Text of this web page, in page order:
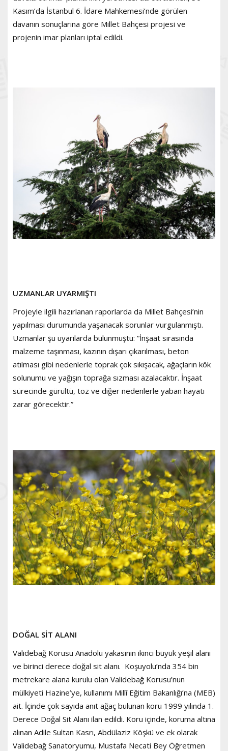
Kasım’da İstanbul 6. İdare Mahkemesi’nde görülen
davanın sonuçlarına göre Millet Bahçesi projesi ve
projenin imar planları iptal edildi.
UZMANLAR UYARMIŞTI
Projeyle ilgili hazırlanan raporlarda da Millet Bahçesi’nin
yapılması durumunda yaşanacak sorunlar vurgulanmıştı.
Uzmanlar şu uyarılarda bulunmuştu: “İnşaat sırasında
malzeme taşınması, kazının dışarı çıkarılması, beton
atılması gibi nedenlerle toprak çok sıkışacak, ağaçların kök
solunumu ve yağışın toprağa sızması azalacaktır. İnşaat
sürecinde gürültü, toz ve diğer nedenlerle yaban hayatı
zarar görecektir.”
DOĞAL SİT ALANI
Validebağ Korusu Anadolu yakasının ikinci büyük yeşil alanı
ve birinci derece doğal sit alanı. Koşuyolu’nda 354 bin
metrekare alana kurulu olan Validebağ Korusu’nun
mülkiyeti Hazine’ye, kullanımı Millî Eğitim Bakanlığı’na (MEB)
ait. İçinde çok sayıda anıt ağaç bulunan koru 1999 yılında 1.
Derece Doğal Sit Alanı ilan edildi. Koru içinde, koruma altına
alınan Adile Sultan Kasrı, Abdülaziz Köşkü ve ek olarak
Validebağ Sanatoryumu, Mustafa Necati Bey Öğretmen